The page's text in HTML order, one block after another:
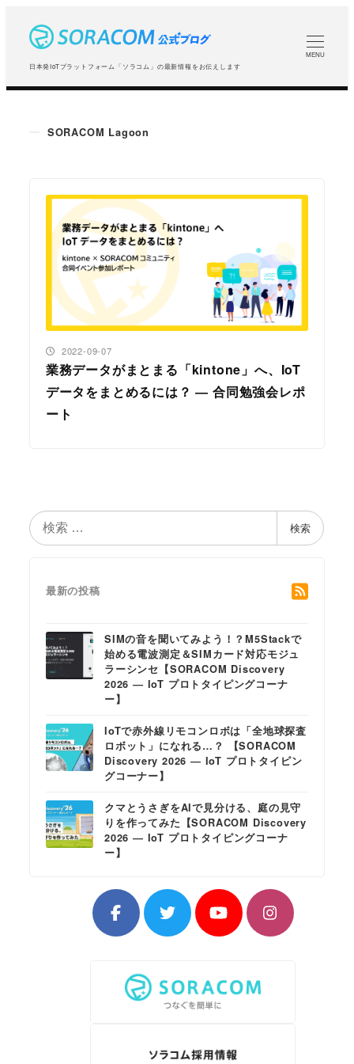
コ
日本発IoTプラットフォーム「ソラコム」の最新情報をお伝えします
MENU
SORACOM Lagoon
業務データがまとまる「kintone」へ、IoT
データをまとめるには？ ― 合同勉強会レポ
ート
投稿日
2022-09-07
検
索
検索
最新の投稿
SIMの音を聞いてみよう！？M5Stackで
始める電波測定＆SIMカード対応モジュ
ラーシンセ【SORACOM Discovery
2026 ― IoT プロトタイピングコーナ
ー】
IoTで赤外線リモコンロボは「全地球探査
ロボット」になれる…？ 【SORACOM
Discovery 2026 ― IoT プロトタイピン
グコーナー】
クマとうさぎをAIで見分ける、庭の見守
りを作ってみた【SORACOM Discovery
2026 ― IoT プロトタイピングコーナ
ー】